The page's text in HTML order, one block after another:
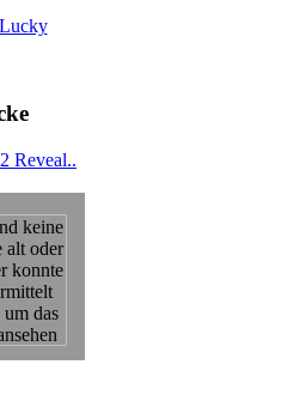
Lucky
Reveal..